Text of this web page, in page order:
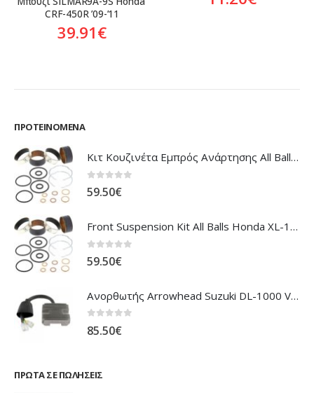
CRF-450R ’09-’11
39.91€
ΠΡΟΤΕΙΝΌΜΕΝΑ
Κιτ Κουζινέτα Εμπρός Ανάρτησης All Balls Honda CBR-1100XX Blackbird
59.50€
Front Suspension Kit All Balls Honda XL-1000V Varadero
59.50€
85.50€
ΠΡΏΤΑ ΣΕ ΠΩΛΉΣΕΙΣ